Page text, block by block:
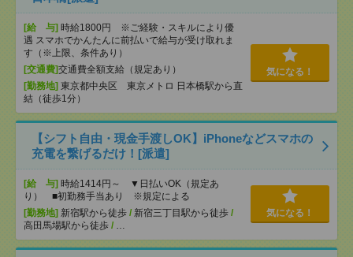
[給 与] 時給1800円 ※ご経験・スキルにより優
遇 スマホでかんたんに前払いで給与が受け取れま
す（※上限、条件あり）
[交通費]交通費全額支給（規定あり）
[勤務地] 東京都中央区 東京メトロ 日本橋駅から直
結（徒歩1分）
気になる！
【シフト自由・現金手渡しOK】iPhoneなどスマホの
充電を繋げるだけ！[派遣]
[給 与] 時給1414円～ ▼日払いOK（規定あ
り） ■初勤務手当あり ※規定による
[勤務地] 新宿駅から徒歩 / 新宿三丁目駅から徒歩 /
高田馬場駅から徒歩 /
気になる！